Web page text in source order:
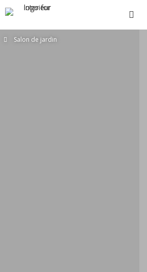
Salon de jardin